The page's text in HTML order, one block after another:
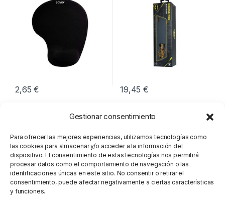
Gestionar consentimiento
Para ofrecer las mejores experiencias, utilizamos tecnologías como
las cookies para almacenar y/o acceder a la información del
dispositivo. El consentimiento de estas tecnologías nos permitirá
procesar datos como el comportamiento de navegación o las
identificaciones únicas en este sitio. No consentir o retirar el
consentimiento, puede afectar negativamente a ciertas características
y funciones.
2,65€ 19,45€